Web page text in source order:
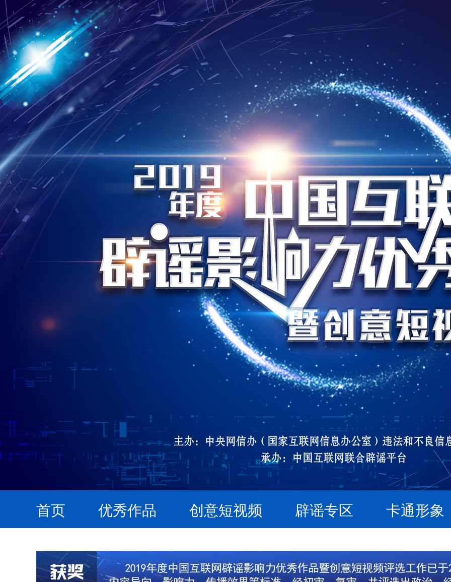
首页 优秀作品 创意短视频 辟谣专区 卡通形象